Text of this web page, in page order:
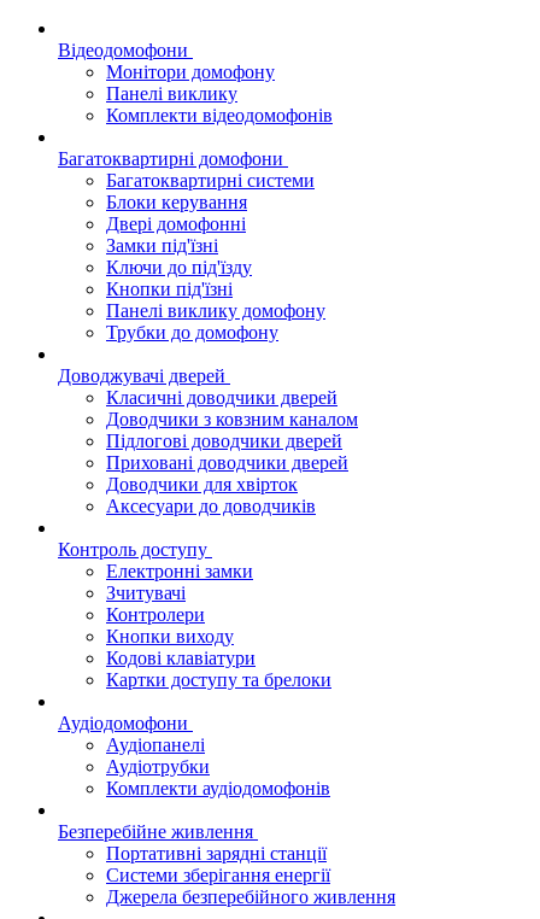
Відеодомофони
Монітори домофону
Панелі виклику
Комплекти відеодомофонів
Багатоквартирні домофони
Багатоквартирні системи
Блоки керування
Двері домофонні
Замки під'їзні
Ключи до під'їзду
Кнопки під'їзні
Панелі виклику домофону
Трубки до домофону
Доводжувачі дверей
Класичні доводчики дверей
Доводчики з ковзним каналом
Підлогові доводчики дверей
Приховані доводчики дверей
Доводчики для хвірток
Аксесуари до доводчиків
Контроль доступу
Електронні замки
Зчитувачі
Контролери
Кнопки виходу
Кодові клавіатури
Картки доступу та брелоки
Аудіодомофони
Аудіопанелі
Аудіотрубки
Комплекти аудіодомофонів
Безперебійне живлення
Портативні зарядні станції
Системи зберігання енергії
Джерела безперебійного живлення